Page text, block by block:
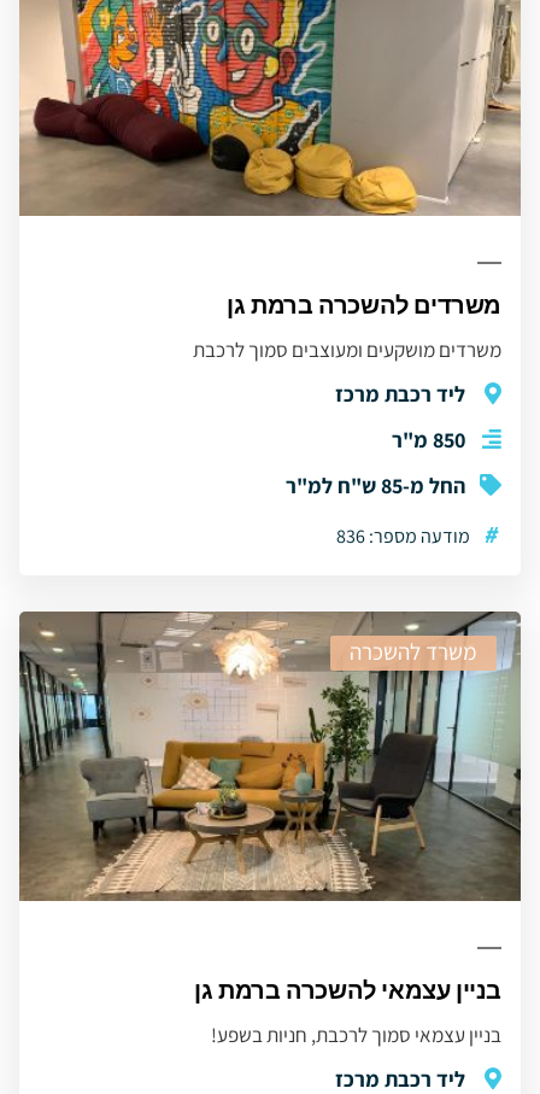
משרדים להשכרה ברמת גן
משרדים מושקעים ומעוצבים סמוך לרכבת
ליד רכבת מרכז
850 מ"ר
החל מ-85 ש"ח למ"ר
# מודעה מספר: 836
משרד להשכרה
בניין עצמאי להשכרה ברמת גן
בניין עצמאי סמוך לרכבת, חניות בשפע!
ליד רכבת מרכז